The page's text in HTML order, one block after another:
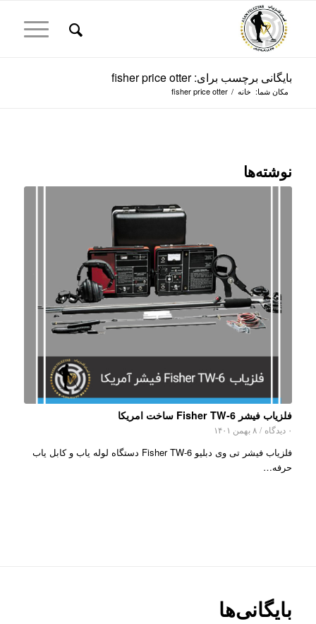
بایگانی برچسب برای: fisher price otter
مکان شما: خانه /
fisher price otter
نوشته‌ها
فلزیاب فیشر Fisher TW-6 ساخت امریکا
۰ دیدگاه / ۸ بهمن ۱۴۰۱
فلزیاب فیشر تی وی دبلیو Fisher TW-6 دستگاه لوله یاب و کابل یاب
حرفه…
بایگانی‌ها